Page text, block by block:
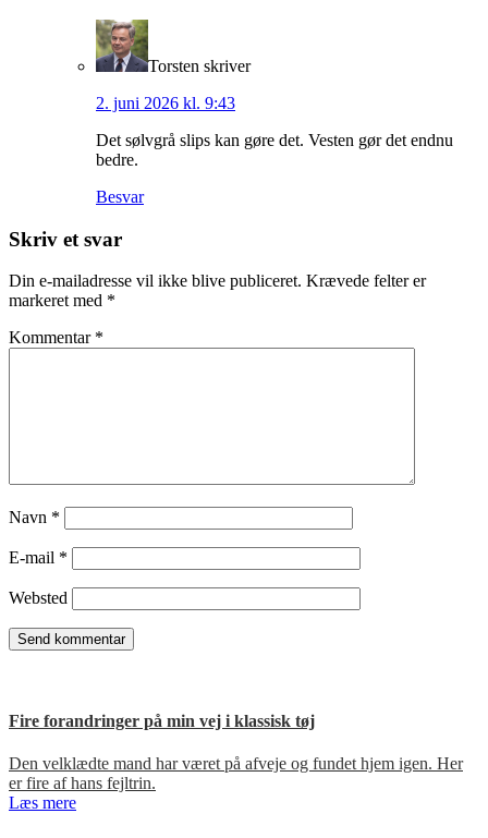
Torsten skriver
2. juni 2026 kl. 9:43
Det sølvgrå slips kan gøre det. Vesten gør det endnu
bedre.
Besvar
Skriv et svar
Din e-mailadresse vil ikke blive publiceret. Krævede felter er
markeret med *
Kommentar *
Navn *
E-mail *
Websted
Fire forandringer på min vej i klassisk tøj
Den velklædte mand har været på afveje og fundet hjem igen. Her
er fire af hans fejltrin.
Læs mere